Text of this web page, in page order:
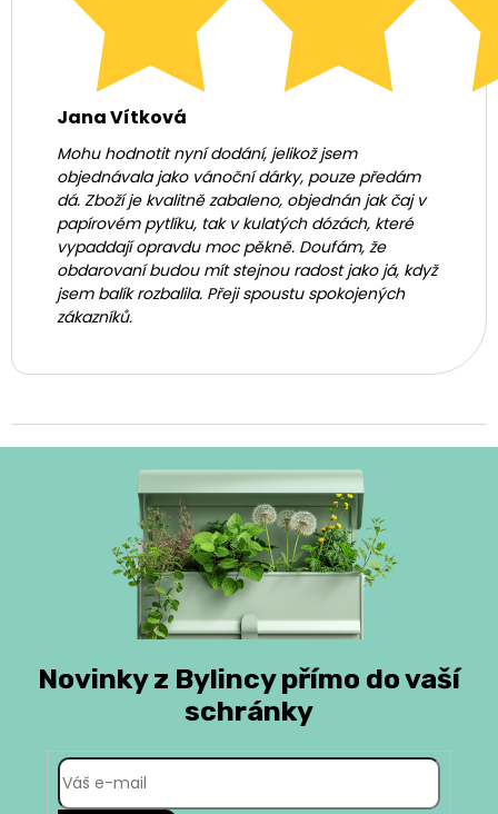
Jana Vítková
Mohu hodnotit nyní dodání, jelikož jsem
objednávala jako vánoční dárky, pouze předám
dá. Zboží je kvalitně zabaleno, objednán jak čaj v
papírovém pytlíku, tak v kulatých dózách, které
vypaddají opravdu moc pěkně. Doufám, že
obdarovaní budou mít stejnou radost jako já, když
jsem balík rozbalila. Přeji spoustu spokojených
zákazníků.
Novinky z Bylincy přímo do vaší
schránky